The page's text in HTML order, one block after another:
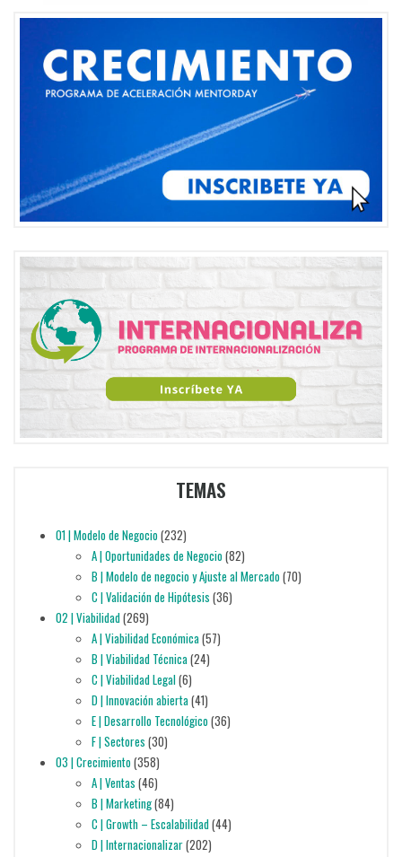
TEMAS
01 | Modelo de Negocio(232)
A | Oportunidades de Negocio(82)
B | Modelo de negocio y Ajuste al Mercado(70)
C | Validación de Hipótesis (36)
02 | Viabilidad(269)
A | Viabilidad Económica(57)
B | Viabilidad Técnica(24)
C | Viabilidad Legal(6)
D | Innovación abierta(41)
E | Desarrollo Tecnológico(36)
F | Sectores (30)
03 | Crecimiento(358)
A | Ventas (46)
B | Marketing(84)
C | Growth – Escalabilidad(44)
D | Internacionalizar(202)